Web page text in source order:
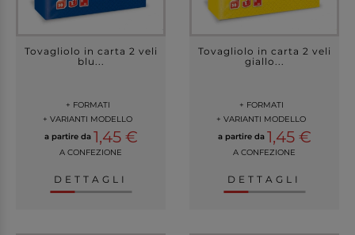
Tovagliolo in carta 2 veli
blu...
+ FORMATI
+ VARIANTI MODELLO
a partire da 1,45 €
A CONFEZIONE
DETTAGLI
Tovagliolo in carta 2 veli
giallo...
+ FORMATI
+ VARIANTI MODELLO
a partire da 1,45 €
A CONFEZIONE
DETTAGLI